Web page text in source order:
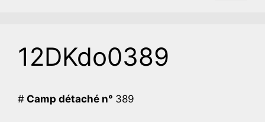
12DKdo0389
# Camp détaché n° 389